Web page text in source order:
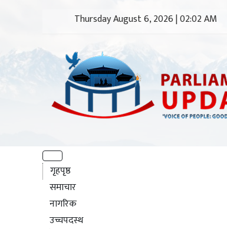
Thursday August 6, 2026 | 02:02 AM
गृहपृष्ठ
समाचार
नागरिक
उच्चपदस्थ